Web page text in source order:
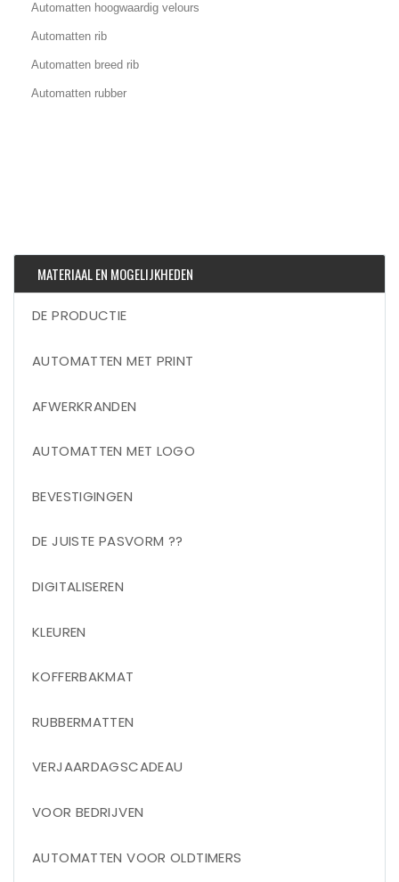
Automatten hoogwaardig velours
Automatten rib
Automatten breed rib
Automatten rubber
MATERIAAL EN MOGELIJKHEDEN
DE PRODUCTIE
AUTOMATTEN MET PRINT
AFWERKRANDEN
AUTOMATTEN MET LOGO
BEVESTIGINGEN
DE JUISTE PASVORM ??
DIGITALISEREN
KLEUREN
KOFFERBAKMAT
RUBBERMATTEN
VERJAARDAGSCADEAU
VOOR BEDRIJVEN
AUTOMATTEN VOOR OLDTIMERS